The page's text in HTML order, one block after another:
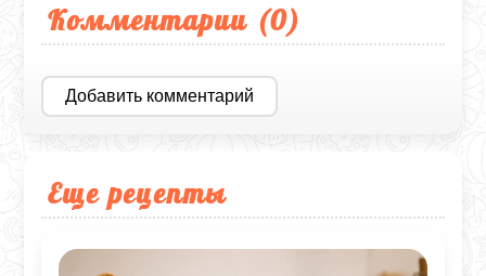
Комментарии (0)
Добавить комментарий
Еще рецепты